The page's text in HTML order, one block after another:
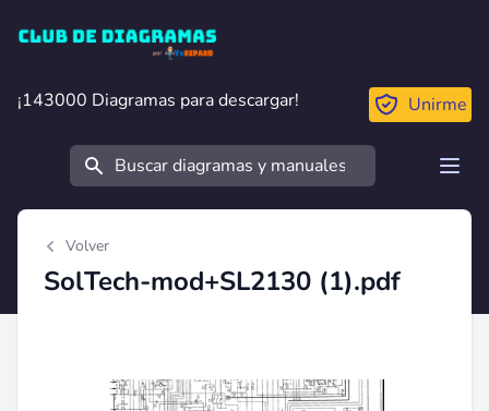
Club de Diagramas
¡143000 Diagramas para descargar!
¡143000 Diagramas para descargar! Unirme
Buscar
Volver
SolTech-mod+SL2130 (1).pdf